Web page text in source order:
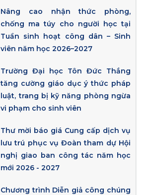
Nâng cao nhận thức phòng,
chống ma túy cho người học tại
Tuần sinh hoạt công dân – Sinh
viên năm học 2026–2027
Trường Đại học Tôn Đức Thắng
tăng cường giáo dục ý thức pháp
luật, trang bị kỹ năng phòng ngừa
vi phạm cho sinh viên
Thư mời báo giá Cung cấp dịch vụ
lưu trú phục vụ Đoàn tham dự Hội
nghị giao ban công tác năm học
mới 2026 - 2027
Chương trình Diễn giả công chúng